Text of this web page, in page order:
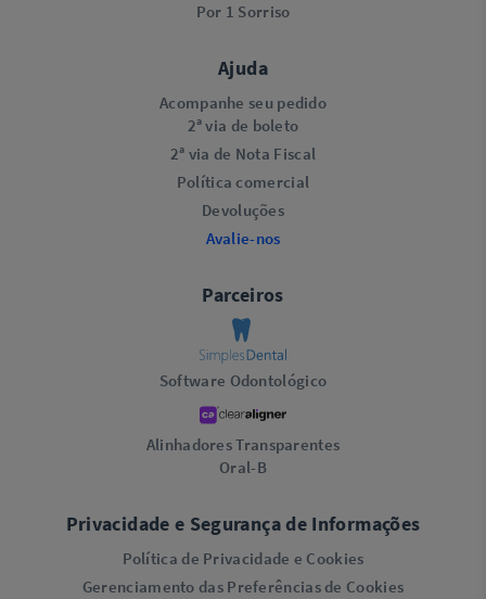
Por 1 Sorriso
Ajuda
Acompanhe seu pedido
2ª via de boleto
2ª via de Nota Fiscal
Política comercial
Devoluções
Avalie-nos
Parceiros
Software Odontológico
Alinhadores Transparentes
Oral-B
Privacidade e Segurança de Informações
Política de Privacidade e Cookies
Gerenciamento das Preferências de Cookies